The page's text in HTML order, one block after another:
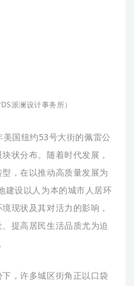
派澜设计事务所）
国纽约53号大街的佩雷公
状分布。随着时代发展，
，在以推动高质量发展为
建设以人为本的城市人居环
现状及其对活力的影响，
提高居民生活品质尤为迫
，许多城区街角正以口袋